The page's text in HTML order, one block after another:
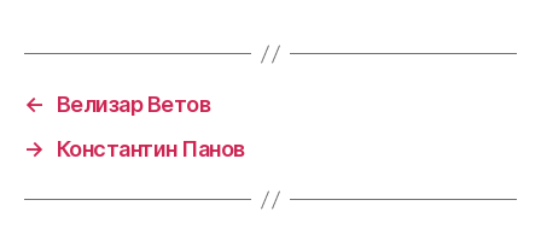
←
Велизар Ветов
→
Константин Панов